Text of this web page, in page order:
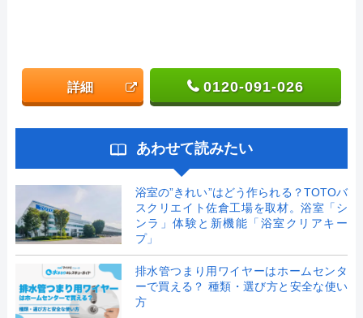
詳細 0120-091-026
あわせて読みたい
浴室の”きれい”はどう作られる？TOTOバ
スクリエイト佐倉工場を取材。浴室「シ
ンラ」体験と新機能「浴室クリアキー
プ」
排水管つまり用ワイヤーはホームセンタ
ーで買える？ 種類・選び方と安全な使い
方